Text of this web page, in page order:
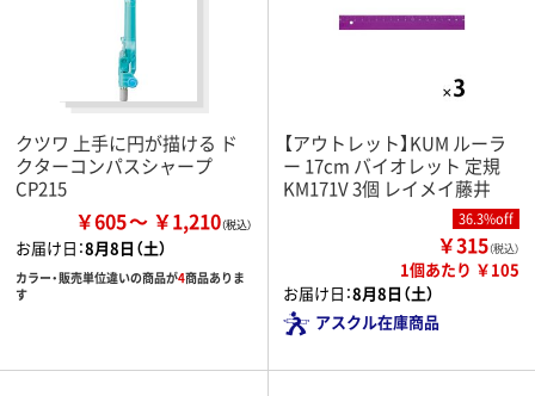
クツワ 上手に円が描ける ド
クターコンパスシャープ
CP215
￥605 ￥1,210
お届け日：8月8日（土）
カラー・販売単位違いの商品が4商品ありま
す
【アウトレット】KUM ルーラ
ー 17cm バイオレット 定規
KM171V 3個 レイメイ藤井
36.3%off
￥315（税込）
1個あたり ￥105
お届け日：8月8日（土）
アスクル在庫商品